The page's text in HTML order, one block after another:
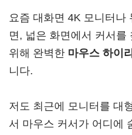
요즘 대화면 4K 모니터나
면, 넓은 화면에서 커서를
위해 완벽한 마우스 하이
니다.
저도 최근에 모니터를 대
서 마우스 커서가 어디에